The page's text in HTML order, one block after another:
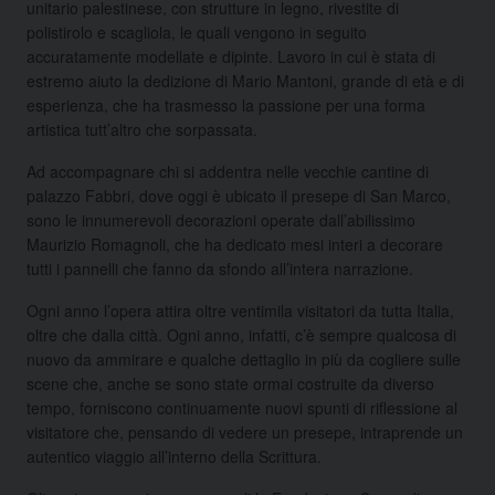
unitario palestinese, con strutture in legno, rivestite di
polistirolo e scagliola, le quali vengono in seguito
accuratamente modellate e dipinte. Lavoro in cui è stata di
estremo aiuto la dedizione di Mario Mantoni, grande di età e di
esperienza, che ha trasmesso la passione per una forma
artistica tutt’altro che sorpassata.
Ad accompagnare chi si addentra nelle vecchie cantine di
palazzo Fabbri, dove oggi è ubicato il presepe di San Marco,
sono le innumerevoli decorazioni operate dall’abilissimo
Maurizio Romagnoli, che ha dedicato mesi interi a decorare
tutti i pannelli che fanno da sfondo all’intera narrazione.
Ogni anno l’opera attira oltre ventimila visitatori da tutta Italia,
oltre che dalla città. Ogni anno, infatti, c’è sempre qualcosa di
nuovo da ammirare e qualche dettaglio in più da cogliere sulle
scene che, anche se sono state ormai costruite da diverso
tempo, forniscono continuamente nuovi spunti di riflessione al
visitatore che, pensando di vedere un presepe, intraprende un
autentico viaggio all’interno della Scrittura.